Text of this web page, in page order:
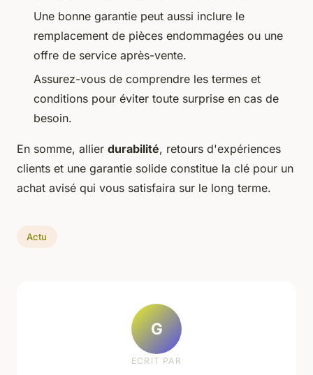
Une bonne garantie peut aussi inclure le
remplacement de pièces endommagées ou une
offre de service après-vente.
Assurez-vous de comprendre les termes et
conditions pour éviter toute surprise en cas de
besoin.
En somme, allier durabilité, retours d'expériences
clients et une garantie solide constitue la clé pour un
achat avisé qui vous satisfaira sur le long terme.
Actu
G
ECRIT PAR